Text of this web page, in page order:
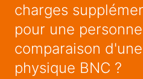
charges
pour une
comparaison
physique BNC ?